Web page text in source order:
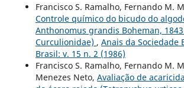
Francisco S. Ramalho, Fernando M.
Controle químico do bicudo do
Anthonomus grandis Boheman,
Curculionidae) , Anais da Sociedade
Brasil: v. 15 n. 2 (1986)
Francisco S. Ramalho, Fernando M.
Menezes Neto, Avaliação de